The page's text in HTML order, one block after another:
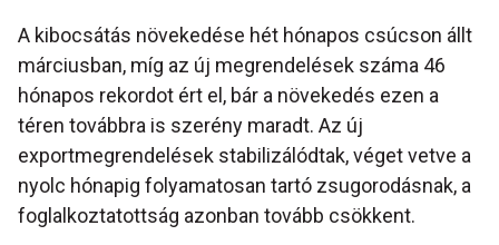
A kibocsátás növekedése hét hónapos csúcson állt
márciusban, míg az új megrendelések száma 46
hónapos rekordot ért el, bár a növekedés ezen a
téren továbbra is szerény maradt. Az új
exportmegrendelések stabilizálódtak, véget vetve a
nyolc hónapig folyamatosan tartó zsugorodásnak, a
foglalkoztatottság azonban tovább csökkent.